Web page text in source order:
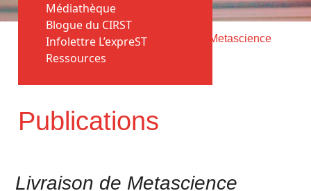
Accueil > Publications > Livraison de Metascience
Publications
Médiathèque
Blogue du CIRST
Infolettre L’expreST
Ressources
Livraison de Metascience